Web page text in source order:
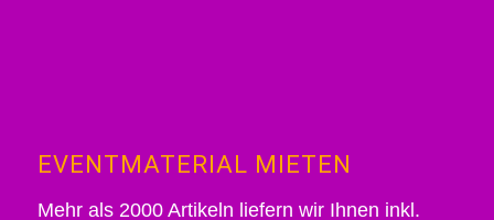
EVENTMATERIAL MIETEN
Mehr als 2000 Artikeln liefern wir Ihnen inkl.